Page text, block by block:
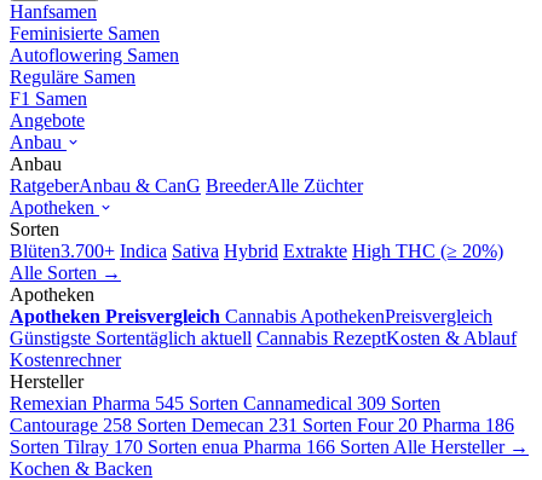
Hanfsamen
Feminisierte Samen
Autoflowering Samen
Reguläre Samen
F1 Samen
Angebote
Anbau
Anbau
RatgeberAnbau & CanG BreederAlle Züchter
Apotheken
Sorten
Blüten3.700+ Indica Sativa Hybrid Extrakte High THC (≥ 20%)
Alle Sorten →
Apotheken
Apotheken Preisvergleich Cannabis ApothekenPreisvergleich
Günstigste Sortentäglich aktuell Cannabis RezeptKosten & Ablauf
Kostenrechner
Hersteller
Remexian Pharma 545 Sorten Cannamedical 309 Sorten
Cantourage 258 Sorten Demecan 231 Sorten Four 20 Pharma 186
Sorten Tilray 170 Sorten enua Pharma 166 Sorten Alle Hersteller →
Kochen & Backen